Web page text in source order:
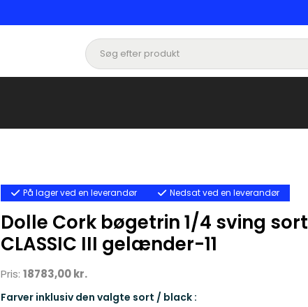
På lager ved en leverandør Nedsat ved en leverandør
Dolle Cork bøgetrin 1/4 sving sort
CLASSIC III gelænder-11
Pris: 18783,00 kr.
Farver inklusiv den valgte sort / black :